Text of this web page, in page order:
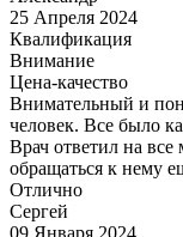
25 Апреля 2024
Квалификация
Внимание
Цена-качество
Внимательный и
человек. Все было
Врач ответил на
обращаться к нему
Отлично
Сергей